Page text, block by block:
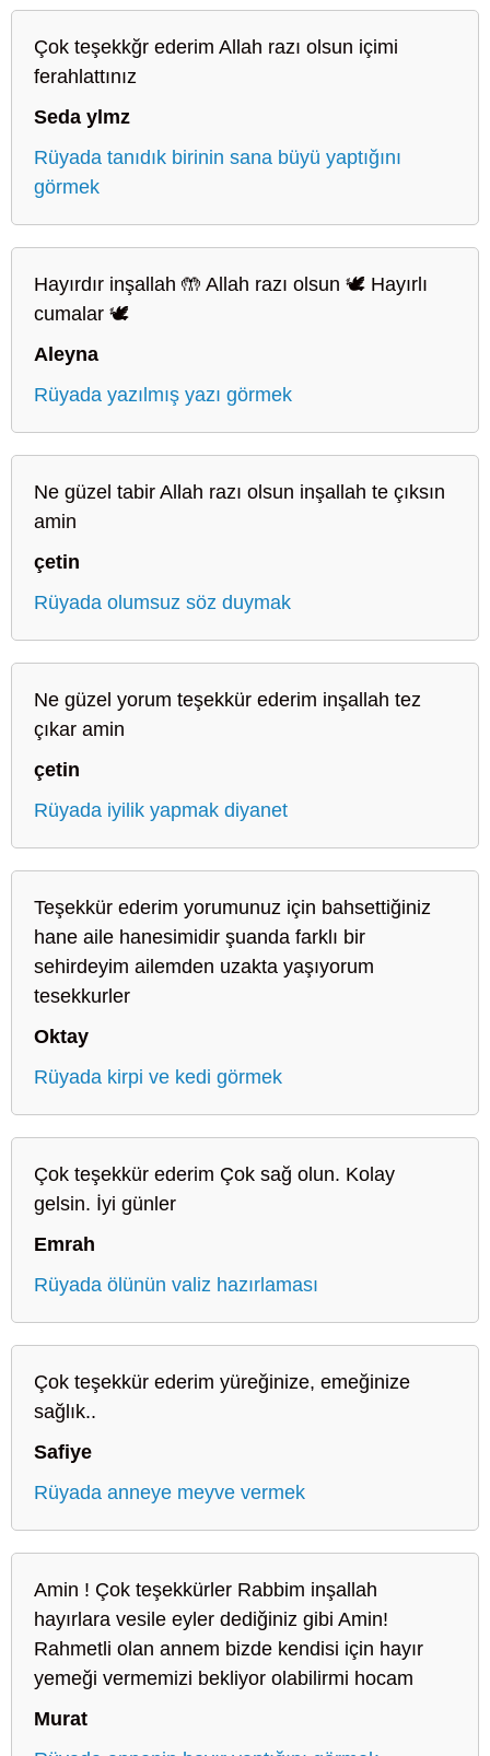
Çok teşekkğr ederim Allah razı olsun içimi
ferahlattınız
Seda ylmz
Rüyada tanıdık birinin sana büyü yaptığını
görmek
Hayırdır inşallah 🤲 Allah razı olsun 🕊️ Hayırlı
cumalar 🕊️
Aleyna
Rüyada yazılmış yazı görmek
Ne güzel tabir Allah razı olsun inşallah te çıksın
amin
çetin
Rüyada olumsuz söz duymak
Ne güzel yorum teşekkür ederim inşallah tez
çıkar amin
çetin
Rüyada iyilik yapmak diyanet
Teşekkür ederim yorumunuz için bahsettiğiniz
hane aile hanesimidir şuanda farklı bir
sehirdeyim ailemden uzakta yaşıyorum
tesekkurler
Oktay
Rüyada kirpi ve kedi görmek
Çok teşekkür ederim Çok sağ olun. Kolay
gelsin. İyi günler
Emrah
Rüyada ölünün valiz hazırlaması
Çok teşekkür ederim yüreğinize, emeğinize
sağlık..
Safiye
Rüyada anneye meyve vermek
Amin ! Çok teşekkürler Rabbim inşallah
hayırlara vesile eyler dediğiniz gibi Amin!
Rahmetli olan annem bizde kendisi için hayır
yemeği vermemizi bekliyor olabilirmi hocam
Murat